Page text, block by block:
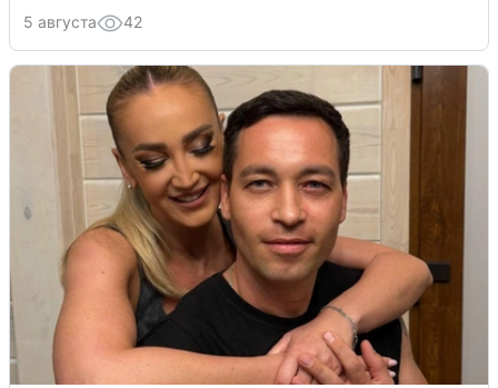
5 августа 42